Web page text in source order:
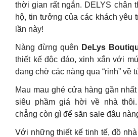
thời gian rất ngắn. DELYS chân
hộ, tin tưởng của các khách yêu
lần này!
Nàng đừng quên DeLys
thiết kế độc đáo, xinh xắn với
đang chờ các nàng qua “rinh” về
Mau mau ghé cửa hàng gần
siêu phầm giá hời về nhà
chẳng còn gì để săn sale đâu
Với những thiết kế tinh tế, đồ